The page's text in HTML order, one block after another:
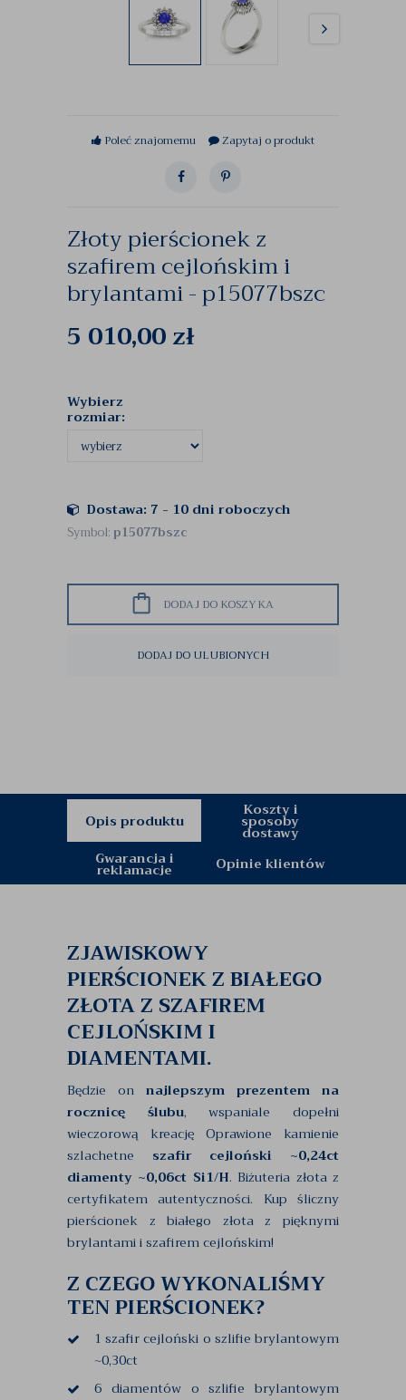
Poleć znajomemu Zapytaj o produkt
Złoty pierścionek z
szafirem cejlońskim i
brylantami - p15077bszc
5 010,00zł
Wybierz
rozmiar:
Dostawa: 7 - 10 dni roboczych
Symbol:p15077bszc
DODAJ DO KOSZYKA
DODAJ DO ULUBIONYCH
Opis produktu
Koszty i
sposoby
dostawy
Gwarancja i
reklamacje Opinie klientów
ZJAWISKOWY
PIERŚCIONEK Z BIAŁEGO
ZŁOTA Z SZAFIREM
CEJLOŃSKIM I
DIAMENTAMI.
Będzie on najlepszym prezentem na
rocznicę ślubu, wspaniale dopełni
wieczorową kreację Oprawione kamienie
szlachetne szafir cejloński ~0,24ct
diamenty ~0,06ct Si1/H. Biżuteria złota z
certyfikatem autentyczności. Kup śliczny
pierścionek z białego złota z pięknymi
brylantami i szafirem cejlońskim!
Z CZEGO WYKONALIŚMY
TEN PIERŚCIONEK?
1 szafir cejloński o szlifie brylantowym
~0,30ct
6 diamentów o szlifie brylantowym